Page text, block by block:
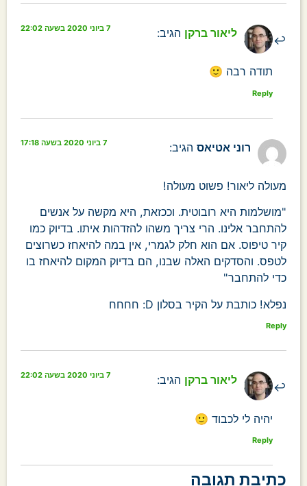
ליאור ברקן הגיב: 7 ביוני 2020 בשעה 22:02
תודה רבה 🙂
Reply
רוני אטיאס הגיב: 7 ביוני 2020 בשעה 17:18
מעולה ליאור! פשוט מעולה!
"מושלמות היא רובוטית. וככזאת, היא מקשה על אנשים
להתחבר אלינו. הרי צריך משהו להזדהות איתו. בדיוק כמו
קיר טיפוס. אם הוא חלק לגמרי, אין במה להיאחז כשרוצים
לטפס. והסדקים האלה שבנו, הם בדיוק המקום להיאחז בו
כדי להתחבר"
נפלא! כותבת על הקיר בסלון D: חחחח
Reply
ליאור ברקן הגיב: 7 ביוני 2020 בשעה 22:02
יהיה לי לכבוד 🙂
Reply
כתיבת תגובה